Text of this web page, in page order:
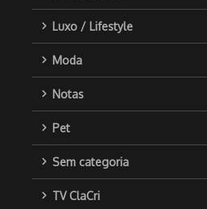
Luxo / Lifestyle
Moda
Notas
Pet
Sem categoria
TV ClaCri